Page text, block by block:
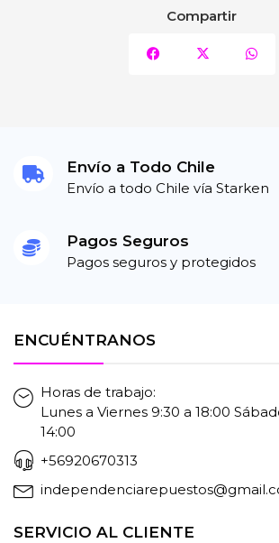
Compartir
Envío a Todo Chile
Envío a todo Chile vía Starken
Pagos Seguros
Pagos seguros y protegidos
ENCUÉNTRANOS
Horas de trabajo:
Lunes a Viernes 9:30 a 18:00
14:00
+56920670313
SERVICIO AL CLIENTE